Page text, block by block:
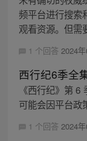
频平台进行搜索
观看资源。但需
1 个回答 2024
西行纪6季全
《西行纪》第
可能会因平台政
1 个回答 2024